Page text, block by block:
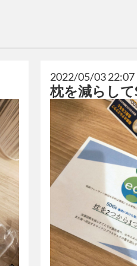
2022/05/03 22:07
枕を減らして